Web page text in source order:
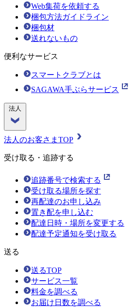
Web集荷を依頼する
梱包方法ガイドライン
梱包材
送れないもの
便利なサービス
スマートクラブとは
SAGAWA手ぶらサービス
法人
法人のお客さまTOP
受け取る・追跡する
追跡番号で検索する
受け取る場所を探す
再配達のお申し込み
置き配を申し込む
配達日時・場所を変更する
配達予定通知を受け取る
送る
送るTOP
サービス一覧
料金を調べる
お届け日数を調べる